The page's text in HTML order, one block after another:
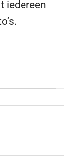
iedereen